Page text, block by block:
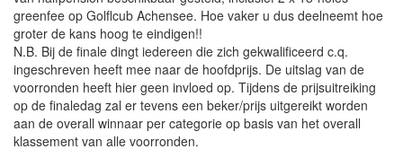
greenfee op Golflcub Achensee. Hoe vaker u dus deelneemt hoe
groter de kans hoog te eindigen!!
N.B. Bij de finale dingt iedereen die zich gekwalificeerd c.q.
ingeschreven heeft mee naar de hoofdprijs. De uitslag van de
voorronden heeft hier geen invloed op. Tijdens de prijsuitreiking
op de finaledag zal er tevens een beker/prijs uitgereikt worden
aan de overall winnaar per categorie op basis van het overall
klassement van alle voorronden.